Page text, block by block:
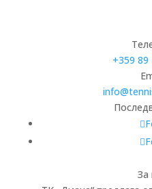
+359 89
За